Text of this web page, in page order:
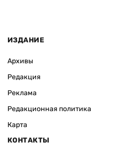
ИЗДАНИЕ
Архивы
Редакция
Реклама
Редакционная политика
Карта
КОНТАКТЫ